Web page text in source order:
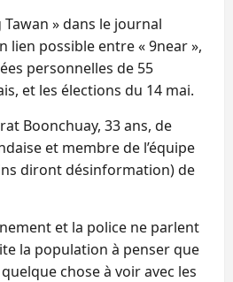
» dans le journal
lien possible entre « 9near »,
personnelles de 55
et les élections du 14 mai.
Boonchuay, 33 ans, de
et membre de l’équipe
diront désinformation) de
et la police ne parlent
la population à penser que
chose à voir avec les